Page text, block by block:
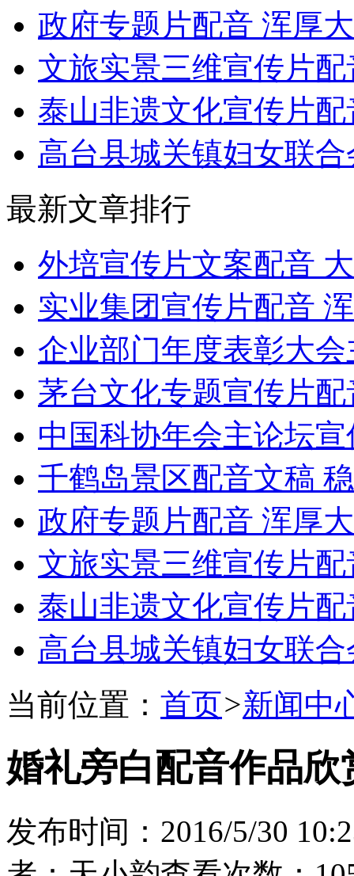
政府专题片配音 浑厚
文旅实景三维宣传片
泰山非遗文化宣传片
高台县城关镇妇女联
最新文章排行
外培宣传片文案配音
实业集团宣传片配音
企业部门年度表彰大
茅台文化专题宣传片
中国科协年会主论坛
千鹤岛景区配音文稿
政府专题片配音 浑厚
文旅实景三维宣传片
泰山非遗文化宣传片
高台县城关镇妇女联
当前位置： 首页>新闻中
婚礼旁白配音作品欣
发布时间：2016/5/30